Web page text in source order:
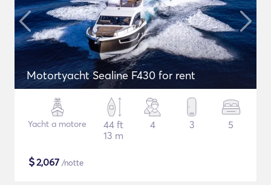
Motortyacht Sealine F430 for rent
Yacht a motore
44 ft
13 m
4 3 5
$2,067 /notte